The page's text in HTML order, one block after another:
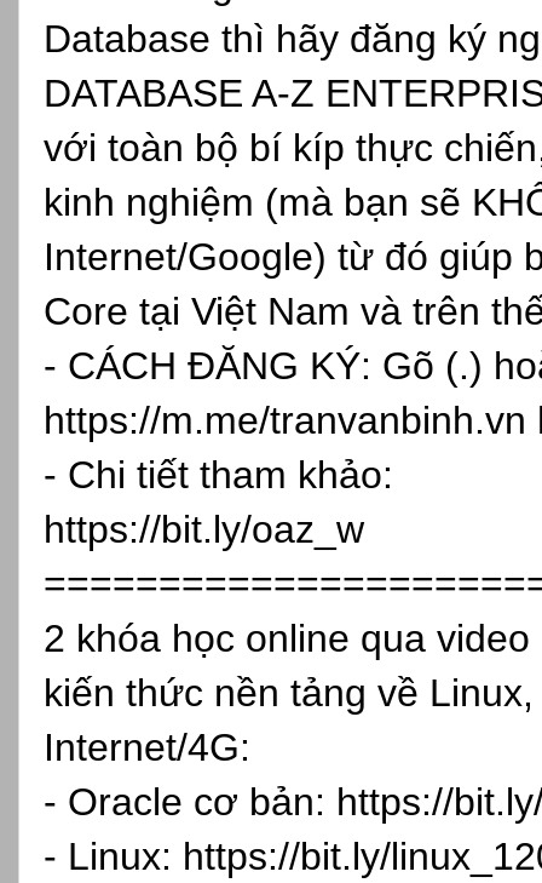
Database thì hãy đăng ký
DATABASE A-Z
với toàn bộ bí kíp thực
kinh nghiệm (mà bạn sẽ
Internet/Google) từ đó giúp
Core tại Việt Nam và trên
- CÁCH ĐĂNG KÝ: Gõ (.)
https://m.me/tranvanbinh.vn
- Chi tiết tham khảo:
https://bit.ly/oaz_w
2 khóa học online qua
kiến thức nền tảng về
Internet/4G:
- Oracle cơ bản: https://
- Linux: https://bit.ly/